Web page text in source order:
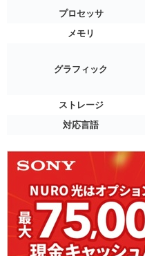
プロセッサ
メモリ
グラフィック
ストレージ
対応言語